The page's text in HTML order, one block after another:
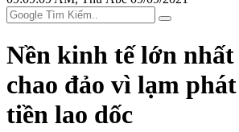
Nền kinh tế lớn
chao đảo vì lạm
tiền lao dốc